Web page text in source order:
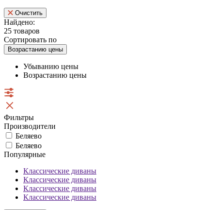
Очистить
Найдено:
25 товаров
Сортировать по
Возрастанию цены
Убыванию цены
Возрастанию цены
Фильтры
Производители
Беляево
Беляево
Популярные
Классические диваны
Классические диваны
Классические диваны
Классические диваны